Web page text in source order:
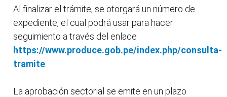
Al finalizar el trámite, se otorgará un número de
expediente, el cual podrá usar para hacer
seguimiento a través del enlace
https://www.produce.gob.pe/index.php/consulta-
tramite
La aprobación sectorial se emite en un plazo